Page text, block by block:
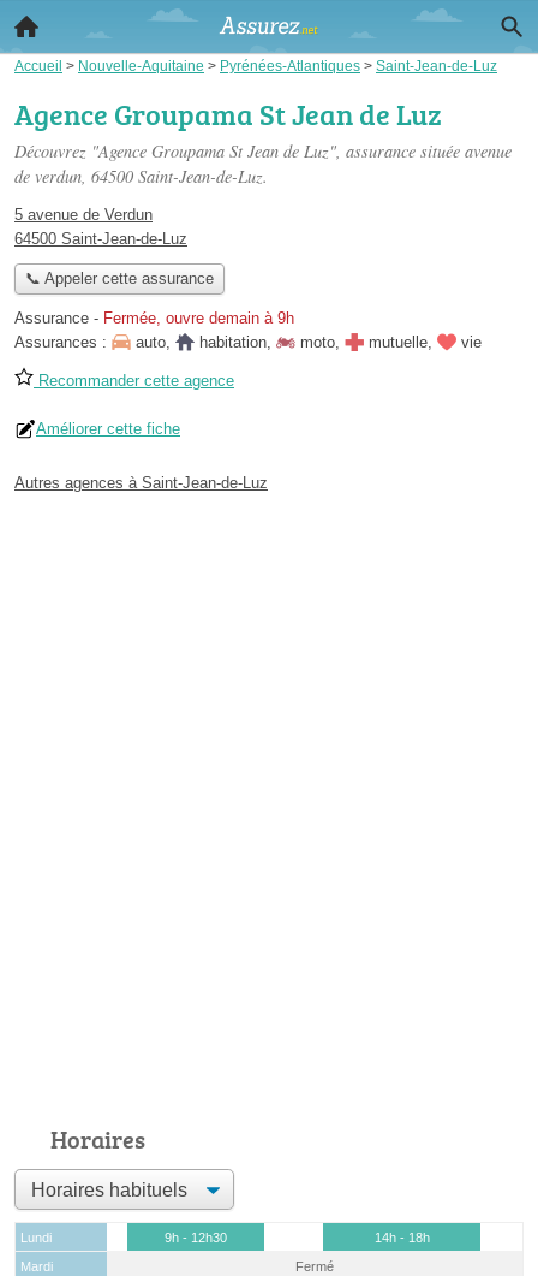
Accueil > Nouvelle-Aquitaine > Pyrénées-Atlantiques > Saint-Jean-de-Luz
Agence Groupama St Jean de Luz
Découvrez "Agence Groupama St Jean de Luz", assurance située avenue
de verdun, 64500 Saint-Jean-de-Luz.
5 avenue de Verdun
64500 Saint-Jean-de-Luz
📞 Appeler cette assurance
Assurance - Fermée, ouvre demain à 9h
Assurances :
auto, habitation, moto, mutuelle, vie
Recommander cette agence
Améliorer cette fiche
Autres agences à Saint-Jean-de-Luz
Horaires
Lundi 9h - 12h30
14h - 18h
Mardi
Fermé